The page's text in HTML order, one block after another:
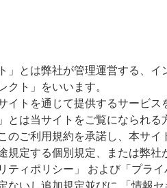
」とは弊社が管理運営する、
クト」をいいます。
イトを通じて提供するサービス
とは当サイトをご覧になられ
のご利用規約を承諾し、本サイ
規定する個別規定、または弊
ティポリシー」 および「プラ